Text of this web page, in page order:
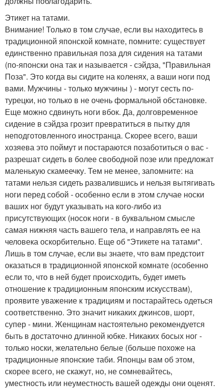
Этикет на татами.
Внимание! Только в том случае, если вы находитесь в
традиционной японской комнате, помните: существует
единственно правильная поза для сидения на татами
(по-японски она так и называется - сэйдза, "Правильная
Поза". Это когда вы сидите на коленях, а ваши ноги под
вами. Мужчины - только мужчины ) - могут сесть по-
турецки, но только в не очень формальной обстановке.
Еще можно сдвинуть ноги вбок. Да, долговременное
сидение в сэйдза грозит превратиться в пытку для
неподготовленного иностранца. Скорее всего, ваши
хозяева это поймут и постараются позаботиться о вас -
разрешат сидеть в более свободной позе или предложат
маленькую скамеечку. Тем не менее, запомните: на
татами нельзя сидеть развалившись и нельзя вытягивать
ноги перед собой - особенно если в этом случае носки
ваших ног будут указывать на кого-либо из
присутствующих (носок ноги - в буквальном смысле
самая нижняя часть вашего тела, и направлять ее на
человека оскорбительно. Еще об "Этикете на татами".
Лишь в том случае, если вы знаете, что вам предстоит
оказаться в традиционной японской комнате (особенно
если то, что в ней будет происходить, будет иметь
отношение к традиционным японским искусствам),
проявите уважение к традициям и постарайтесь одеться
соответственно. Это значит никаких джинсов, шорт,
супер - мини. Женщинам настоятельно рекомендуется
быть в достаточно длинной юбке. Никаких босых ног -
только носки, желательно белые (больше похоже на
традиционные японские таби. Японцы вам об этом,
скорее всего, не скажут, но, не сомневайтесь,
уместность или неуместность вашей одежды они оценят.